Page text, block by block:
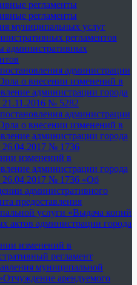
регламенты
регламенты
муниципальных услуг
регламентов
административных
администрации
о внесении изменений в
администрации города
21.11.2016 № 5282
администрации
о внесении изменений в
администрации города
26.04.2017 № 1736
изменений в
администрации города
26.04.2017 № 1736 «Об
административного
предоставления
услуги «Выдача копий
актов администрации города
изменений в
регламент
муниципальной
арендуемого